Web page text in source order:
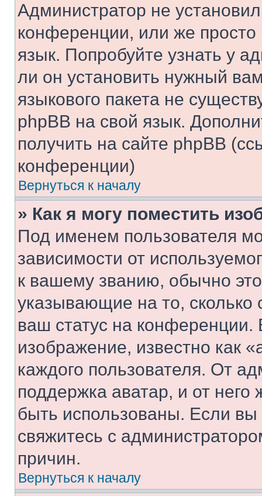
Администратор не
конференции, или же
язык. Попробуйте узнать у
ли он установить нужный
языкового пакета не
phpBB на свой язык.
получить на сайте phpBB
конференции)
Вернуться к началу
» Как я могу поместить
Под именем пользователя
зависимости от
к вашему званию, обычно это
указывающие на то,
ваш статус на
изображение, известно как
каждого пользователя. От
поддержка аватар, и от него
быть использованы. Если
свяжитесь с
причин.
Вернуться к началу